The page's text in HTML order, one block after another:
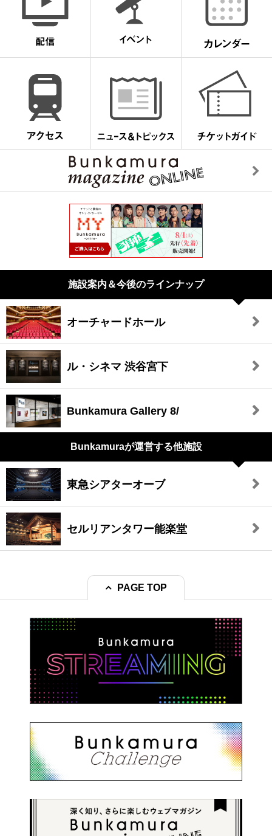
施設案内＆今後のラインナップ
オーチャードホール
ル・シネマ 渋谷宮下
Bunkamura Gallery 8/
Bunkamuraが運営する他施設
東急シアターオーブ
セルリアンタワー能楽堂
PAGE TOP